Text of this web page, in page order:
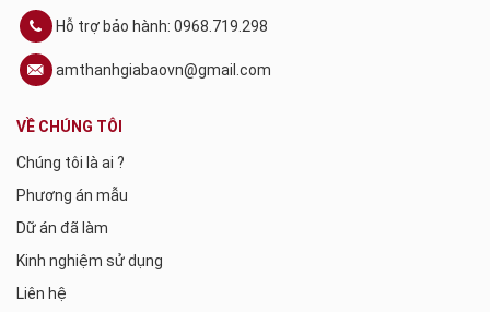
Hỗ trợ bảo hành: 0968.719.298
amthanhgiabaovn@gmail.com
VỀ CHÚNG TÔI
Chúng tôi là ai ?
Phương án mẫu
Dữ án đã làm
Kinh nghiệm sử dụng
Liên hệ